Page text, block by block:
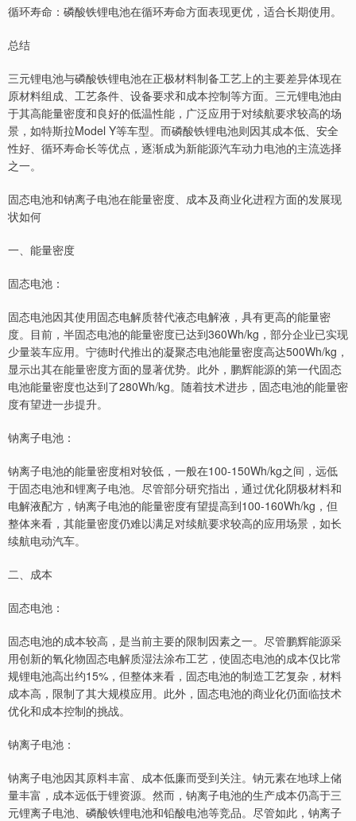
循环寿命：磷酸铁锂电池在循环寿命方面表现更优，适合长期使用。
总结
三元锂电池与磷酸铁锂电池在正极材料制备工艺上的主要差异体现在
原材料组成、工艺条件、设备要求和成本控制等方面。三元锂电池由
于其高能量密度和良好的低温性能，广泛应用于对续航要求较高的场
景，如特斯拉Model Y等车型。而磷酸铁锂电池则因其成本低、安全
性好、循环寿命长等优点，逐渐成为新能源汽车动力电池的主流选择
之一。
固态电池和钠离子电池在能量密度、成本及商业化进程方面的发展现
状如何
一、能量密度
固态电池：
固态电池因其使用固态电解质替代液态电解液，具有更高的能量密
度。目前，半固态电池的能量密度已达到360Wh/kg，部分企业已实现
少量装车应用。宁德时代推出的凝聚态电池能量密度高达500Wh/kg，
显示出其在能量密度方面的显著优势。此外，鹏辉能源的第一代固态
电池能量密度也达到了280Wh/kg。随着技术进步，固态电池的能量密
度有望进一步提升。
钠离子电池：
钠离子电池的能量密度相对较低，一般在100-150Wh/kg之间，远低
于固态电池和锂离子电池。尽管部分研究指出，通过优化阴极材料和
电解液配方，钠离子电池的能量密度有望提高到100-160Wh/kg，但
整体来看，其能量密度仍难以满足对续航要求较高的应用场景，如长
续航电动汽车。
二、成本
固态电池：
固态电池的成本较高，是当前主要的限制因素之一。尽管鹏辉能源采
用创新的氧化物固态电解质湿法涂布工艺，使固态电池的成本仅比常
规锂电池高出约15%，但整体来看，固态电池的制造工艺复杂，材料
成本高，限制了其大规模应用。此外，固态电池的商业化仍面临技术
优化和成本控制的挑战。
钠离子电池：
钠离子电池因其原料丰富、成本低廉而受到关注。钠元素在地球上储
量丰富，成本远低于锂资源。然而，钠离子电池的生产成本仍高于三
元锂离子电池、磷酸铁锂电池和铅酸电池等竞品。尽管如此，钠离子